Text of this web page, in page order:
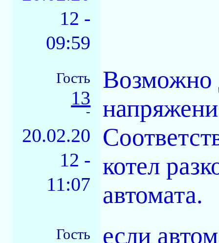
12 -
09:59
Гость
13
-
20.02.20
12 -
11:07
Возможно
котел
автомата.
Гость
если